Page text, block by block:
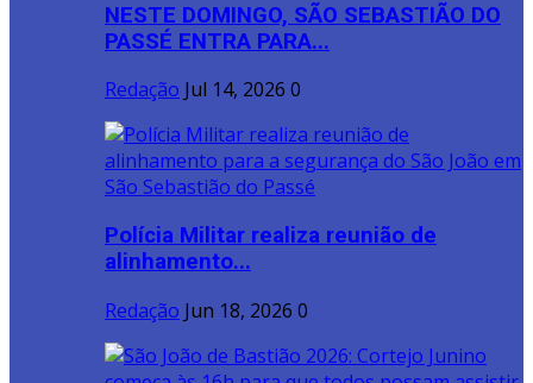
NESTE DOMINGO, SÃO SEBASTIÃO DO
PASSÉ ENTRA PARA...
Redação Jul 14, 2026 0
Polícia Militar realiza reunião de
alinhamento...
Redação Jun 18, 2026 0